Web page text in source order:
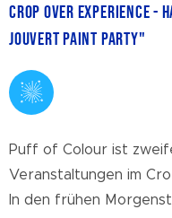
Crop Over Experience -
Jouvert Paint Party"
Puff of Colour ist
Veranstaltungen im
In den frühen